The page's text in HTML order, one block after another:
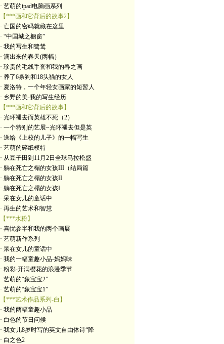
· 艺萌的ipad电脑画系列
【***画和它背后的故事2】
· 亡国的密码就藏在这里
· “中国城之橱窗”
· 我的写生和鹭鸶
· 滴出来的春天(两幅）
· 珍贵的毛线手套和我的春之画
· 养了6条狗和18头猫的女人
· 夏洛特，一个年轻女画家的短暂人
· 乡野的美-我的写生经历
【***画和它背后的故事】
· 光环褪去而英雄不死（2）
· 一个特别的艺展~光环褪去但是英
· 送给《上校的儿子》的一幅写生
· 艺萌的碎纸模特
· 从豆子田到11月2日全球马拉松盛
· 躺在死亡之榻的女孩III（结局篇
· 躺在死亡之榻的女孩II
· 躺在死亡之榻的女孩I
· 呆在女儿的童话中
· 再生的艺术和智慧
【***水粉】
· 喜忧参半和我的两个画展
· 艺萌新作系列
· 呆在女儿的童话中
· 我的一幅童趣小品-妈妈味
· 粉彩-开满樱花的浪漫季节
· 艺萌的“象宝宝2”
· 艺萌的“象宝宝1”
【***艺术作品系列-白】
· 我的两幅童趣小品
· 白色的节日问候
· 我女儿8岁时写的英文自由体诗“降
· 白之色2